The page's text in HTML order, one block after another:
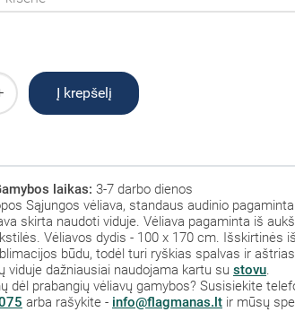
Į krepšelį
laikas: 3-7 darbo dienos
Sąjungos vėliava, standaus audinio
skirta naudoti viduje. Vėliava pagaminta iš
Vėliavos dydis - 100 x 170 cm. Išskirtinės
būdu, todėl turi ryškias spalvas ir
viduje dažniausiai naudojama kartu su stovu.
dėl prabangių vėliavų gamybos? Susisiekite
arba rašykite - info@flagmanas.lt ir mūsų